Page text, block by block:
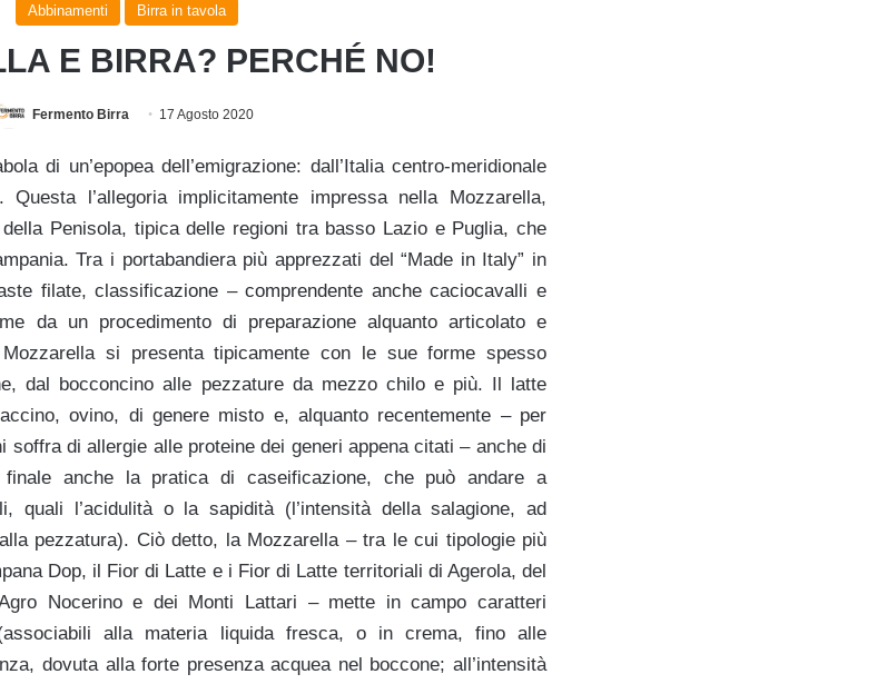
Abbinamenti Birra in tavola
E BIRRA? PERCHÉ NO!
Fermento Birra 17 Agosto 2020
di un’epopea dell’emigrazione: dall’Italia centro-meridionale
l’allegoria implicitamente impressa nella Mozzarella,
Penisola, tipica delle regioni tra basso Lazio e Puglia, che
Tra i portabandiera più apprezzati del “Made in Italy” in
filate, classificazione – comprendente anche caciocavalli e
da un procedimento di preparazione alquanto articolato e
si presenta tipicamente con le sue forme spesso
dal bocconcino alle pezzature da mezzo chilo e più. Il latte
ovino, di genere misto e, alquanto recentemente – per
soffra di allergie alle proteine dei generi appena citati – anche di
anche la pratica di caseificazione, che può andare a
quali l’acidulità o la sapidità (l’intensità della salagione, ad
pezzatura). Ciò detto, la Mozzarella – tra le cui tipologie più
Dop, il Fior di Latte e i Fior di Latte territoriali di Agerola, del
Nocerino e dei Monti Lattari – mette in campo caratteri
alla materia liquida fresca, o in crema, fino alle
dovuta alla forte presenza acquea nel boccone; all’intensità